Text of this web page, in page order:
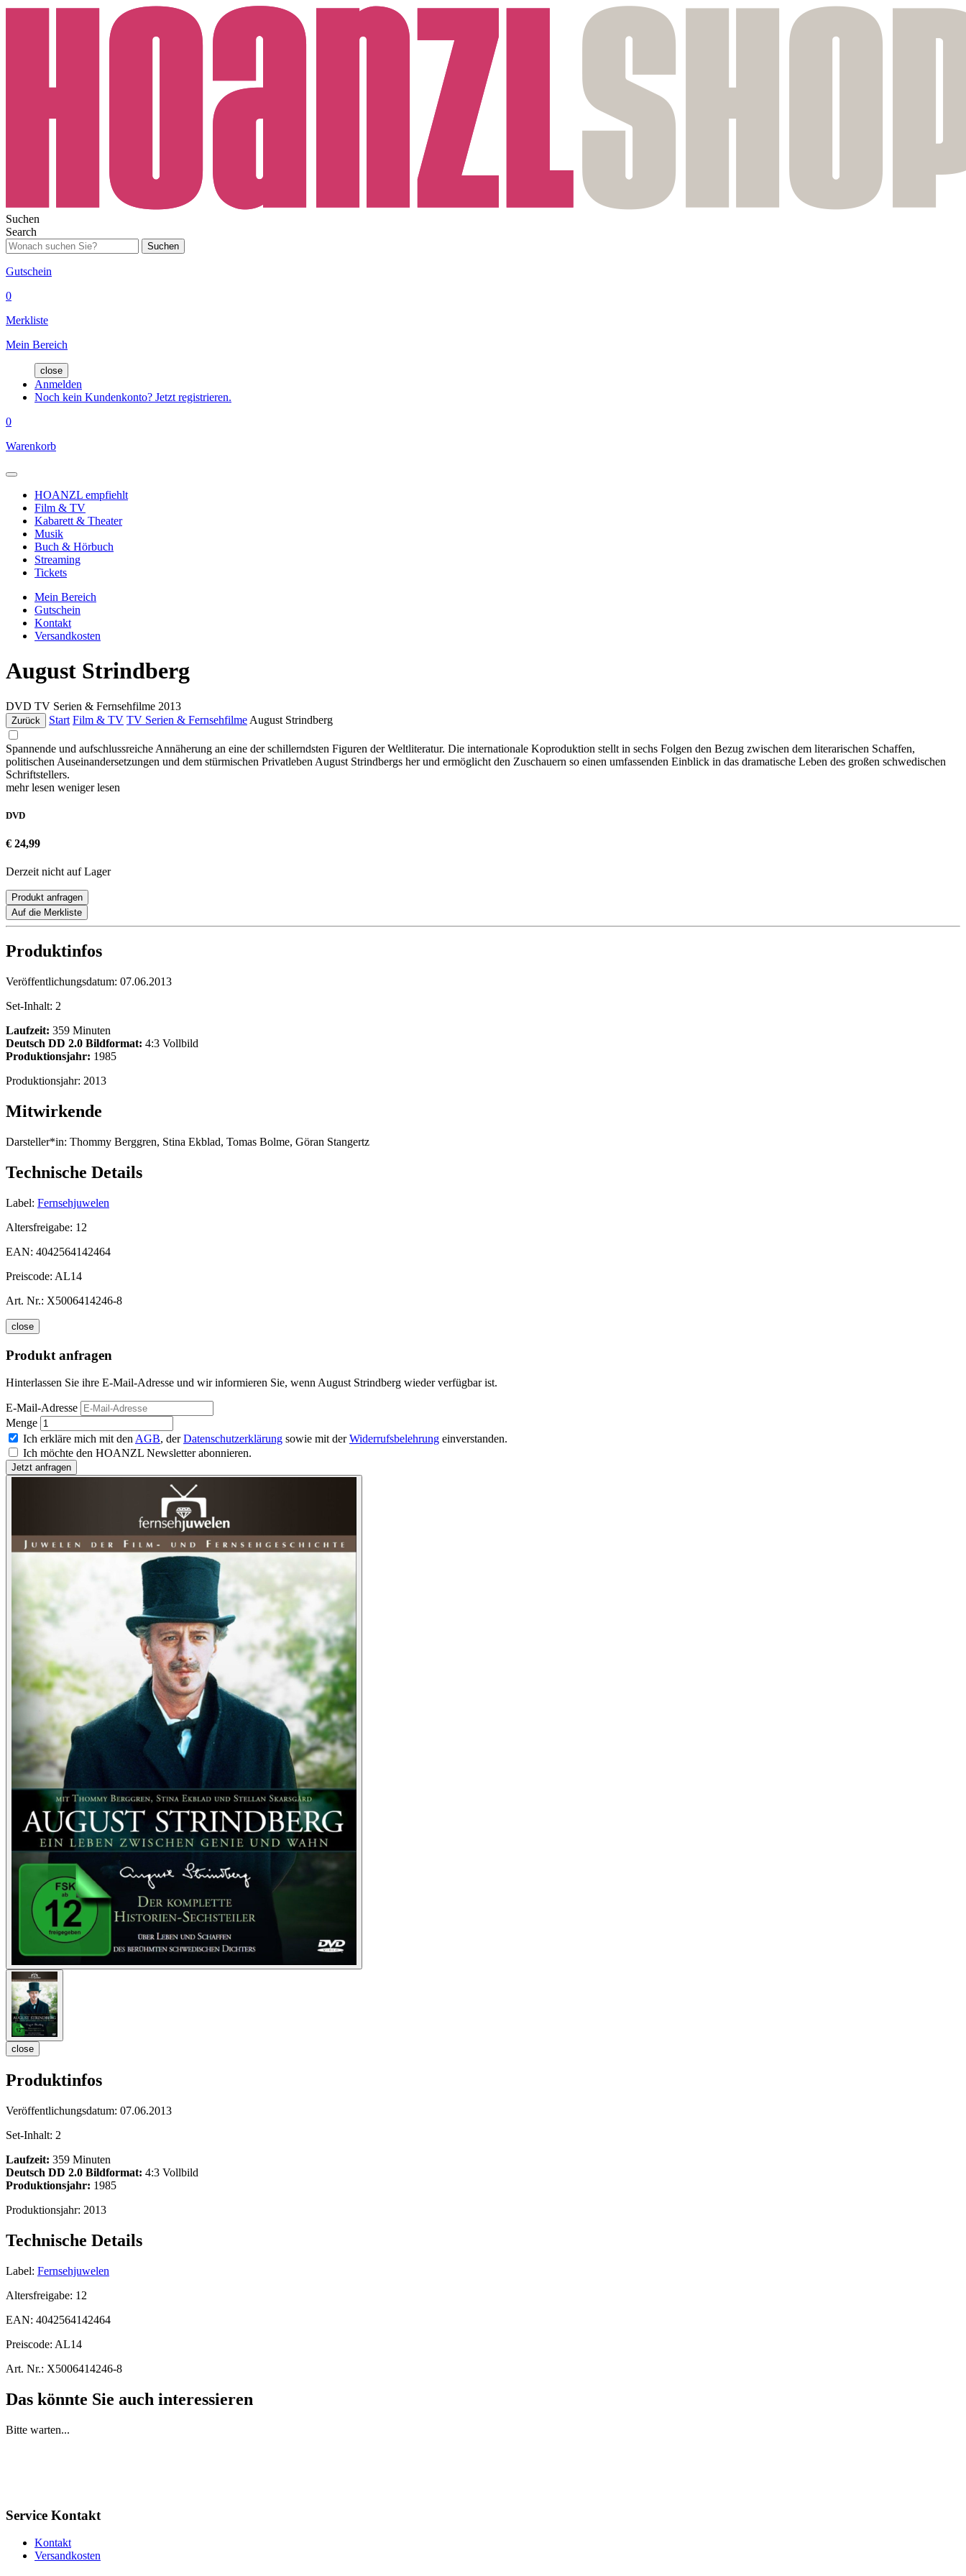
Suchen
Search
Suchen
Gutschein
0
Merkliste
Mein Bereich
close
Anmelden
Noch kein Kundenkonto? Jetzt registrieren.
0
Warenkorb
HOANZL empfiehlt
Film & TV
Kabarett & Theater
Musik
Buch & Hörbuch
Streaming
Tickets
Mein Bereich
Gutschein
Kontakt
Versandkosten
August Strindberg
DVD TV Serien & Fernsehfilme 2013
Zurück Start Film & TV TV Serien & Fernsehfilme August Strindberg
Spannende und aufschlussreiche Annäherung an eine der schillerndsten Figuren der Weltliteratur. Die internationale Koproduktion stellt in sechs Folgen den Bezug zwischen dem literarischen Schaffen,
politischen Auseinandersetzungen und dem stürmischen Privatleben August Strindbergs her und ermöglicht den Zuschauern so einen umfassenden Einblick in das dramatische Leben des großen schwedischen
Schriftstellers.
mehr lesen weniger lesen
DVD
€ 24,99
Derzeit nicht auf Lager
Produkt anfragen
Auf die Merkliste
Produktinfos
Veröffentlichungsdatum: 07.06.2013
Set-Inhalt: 2
Laufzeit: 359 Minuten
Deutsch DD 2.0 Bildformat: 4:3 Vollbild
Produktionsjahr: 1985
Produktionsjahr: 2013
Mitwirkende
Darsteller*in: Thommy Berggren, Stina Ekblad, Tomas Bolme, Göran Stangertz
Technische Details
Label: Fernsehjuwelen
Altersfreigabe: 12
EAN: 4042564142464
Preiscode: AL14
Art. Nr.: X5006414246-8
close
Produkt anfragen
Hinterlassen Sie ihre E-Mail-Adresse und wir informieren Sie, wenn August Strindberg wieder verfügbar ist.
E-Mail-Adresse
Menge
Ich erkläre mich mit den AGB, derDatenschutzerklärung sowie mit derWiderrufsbelehrung einverstanden.
Ich möchte den HOANZL Newsletter abonnieren.
close
Produktinfos
Veröffentlichungsdatum: 07.06.2013
Set-Inhalt: 2
Laufzeit: 359 Minuten
Deutsch DD 2.0 Bildformat: 4:3 Vollbild
Produktionsjahr: 1985
Produktionsjahr: 2013
Technische Details
Label: Fernsehjuwelen
Altersfreigabe: 12
EAN: 4042564142464
Preiscode: AL14
Art. Nr.: X5006414246-8
Das könnte Sie auch interessieren
Bitte warten...
Service Kontakt
Kontakt
Versandkosten